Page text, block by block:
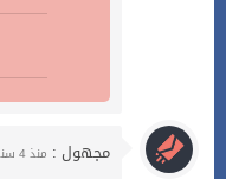
مجهول : منذ 4 سنوات